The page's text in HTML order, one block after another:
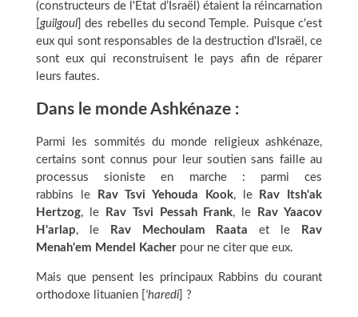
(constructeurs de l'Etat d’Israël) étaient la réincarnation
guilgoul] des rebelles du second Temple. Puisque c'est
eux qui sont responsables de la destruction d'Israël, ce
sont eux qui reconstruisent le pays afin de réparer
leurs fautes.
Dans le monde Ashkénaze :
Parmi les sommités du monde religieux ashkénaze,
certains sont connus pour leur soutien sans faille au
processus sioniste en marche : parmi ces
rabbins le
Rav Tsvi Yehouda Kook, le
Rav Itsh'ak
Hertzog, le Rav Tsvi Pessah Frank, le
Rav Yaacov
H'arlap, le Rav Mechoulam Raata et le
Rav
Menah'em Mendel Kacher pour ne citer que eux.
Mais que pensent les principaux Rabbins du courant
orthodoxe lituanien [ 'haredi] ?